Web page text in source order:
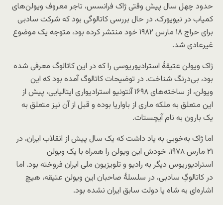
حدود چهل سال پیش وقتی ژاک فرانسس، تاجر معروف ویولن‌های
کمیاب در نیویورک، در حال بررسی کاتالوگی بود که شرکت سادبی
برای حراج ۱۸ مارس ۱۹۸۲ خود منتشر کرده بود، متوجه یک موضوع
غیرعادی شد.
ژاک ویولن عتیقهٔ استرادیوریوسی را که در این کاتالوگ معرفی شده
بود، بی‌درنگ شناخت. در توضیحات کاتالوگ آمده بود که این
ویولن، از ساخته‌های ۱۶۹۸ آنتونیو استرادیواری ایتالیایی، پیش از
این متعلق به ملکه ماری از باواریا بوده و قبل از آن نیز متعلق به
یک بارون به نام آیچستات.
اما ژاک به‌خوبی به یاد داشت که یک سال پیش از انقلاب ایران، در
۲۱ مارس ۱۹۷۸، خودش این ویولن را همراه با یک ویولن
استرادیوریوس دیگر به رادیو و تلویزیون ملی ایران فروخته بود. اما
در کاتالوگِ سادبی، در سلسلهٔ صاحبان این ویولن عتیقه، هیچ
اشاره‌ای به شاه یا دولت سابق ایران نشده بود.